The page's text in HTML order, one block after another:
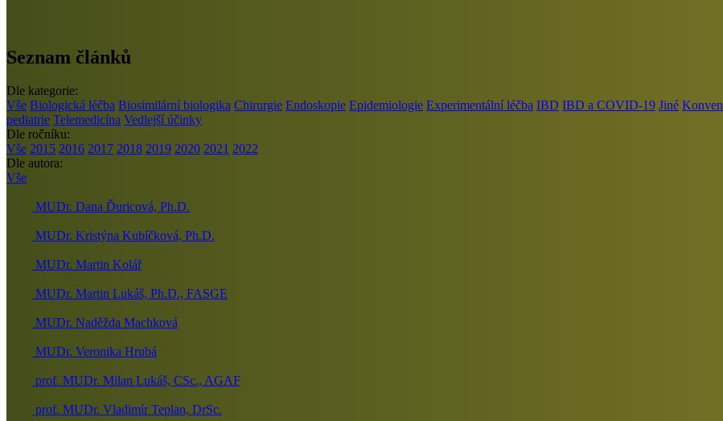
Seznam článků
Dle kategorie:
Vše Biologická léčba Biosimilární biologika Chirurgie Endoskopie Epidemiologie Experimentální léčba IBD IBD a COVID-19 Jiné
pediatrie Telemedicína Vedlejší účinky
Dle ročníku:
Vše 2015 2016 2017 2018 2019 2020 2021 2022
Dle autora:
Vše
MUDr. Dana Ďuricová, Ph.D.
MUDr. Kristýna Kubíčková, Ph.D.
MUDr. Martin Kolář
MUDr. Martin Lukáš, Ph.D., FASGE
MUDr. Naděžda Machková
MUDr. Veronika Hrubá
prof. MUDr. Milan Lukáš, CSc., AGAF
prof. MUDr. Vladimír Teplan, DrSc.